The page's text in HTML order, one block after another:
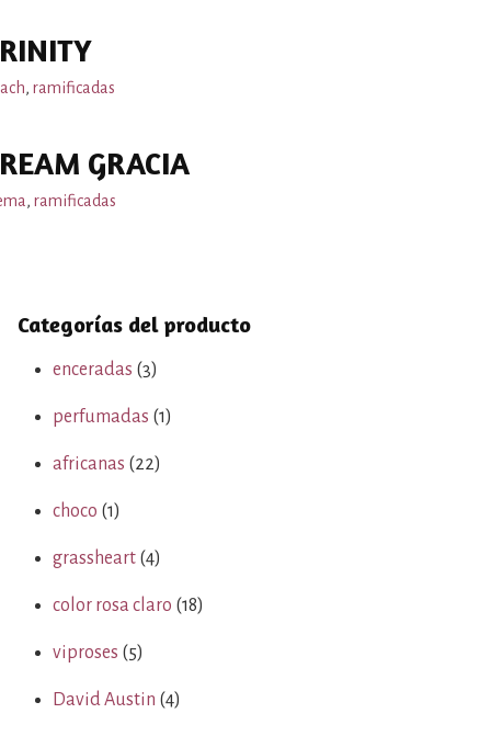
, ramificadas
GRACIA
, ramificadas
Categorías del producto
enceradas (3)
perfumadas (1)
africanas (22)
choco (1)
grassheart (4)
color rosa claro (18)
viproses (5)
David Austin (4)